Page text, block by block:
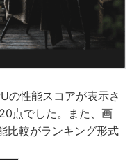
の性能スコアが表示さ
点でした。また、画
比較がランキング形式